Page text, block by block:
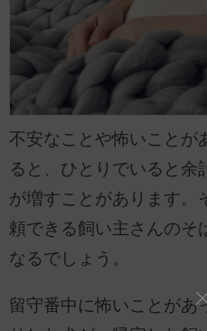
不安なことや怖いことが
ると、ひとりでいると余
が増すことがあります。
頼できる飼い主さんのそ
なるでしょう。
留守番中に怖いことがあ